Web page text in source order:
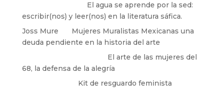
El agua se aprende por la sed:
escribir(nos) y leer(nos) en la literatura sáfica.
Joss Mure
Mujeres Muralistas Mexicanas una
deuda pendiente en la historia del arte
El arte de las mujeres del
68, la defensa de la alegría
Kit de resguardo feminista